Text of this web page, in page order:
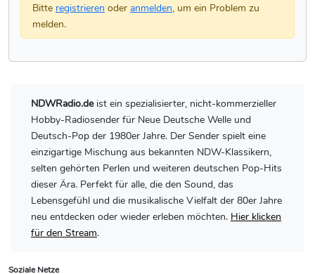
Bitte registrieren oder anmelden, um ein Problem zu
melden.
NDWRadio.deist ein spezialisierter, nicht-kommerzieller
Hobby-Radiosender für Neue Deutsche Welle und
Deutsch-Pop der 1980er Jahre. Der Sender spielt eine
einzigartige Mischung aus bekannten NDW-Klassikern,
selten gehörten Perlen und weiteren deutschen Pop-Hits
dieser Ära. Perfekt für alle, die den Sound, das
Lebensgefühl und die musikalische Vielfalt der 80er Jahre
neu entdecken oder wieder erleben möchten. Hier klicken
für den Stream.
Soziale Netze